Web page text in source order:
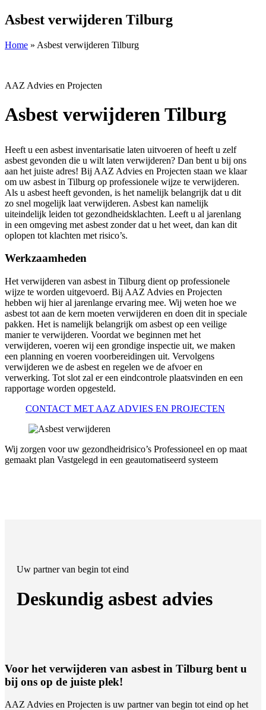
Asbest verwijderen Tilburg
Home » Asbest verwijderen Tilburg
AAZ Advies en Projecten
Asbest verwijderen Tilburg
Heeft u een asbest inventarisatie laten uitvoeren of heeft u zelf
asbest gevonden die u wilt laten verwijderen? Dan bent u bij ons
aan het juiste adres! Bij AAZ Advies en Projecten staan we klaar
om uw asbest in Tilburg op professionele wijze te verwijderen.
Als u asbest heeft gevonden, is het namelijk belangrijk dat u dit
zo snel mogelijk laat verwijderen. Asbest kan namelijk
uiteindelijk leiden tot gezondheidsklachten. Leeft u al jarenlang
in een omgeving met asbest zonder dat u het weet, dan kan dit
oplopen tot klachten met risico’s.
Werkzaamheden
Het verwijderen van asbest in Tilburg dient op professionele
wijze te worden uitgevoerd. Bij AAZ Advies en Projecten
hebben wij hier al jarenlange ervaring mee. Wij weten hoe we
asbest tot aan de kern moeten verwijderen en doen dit in speciale
pakken. Het is namelijk belangrijk om asbest op een veilige
manier te verwijderen. Voordat we beginnen met het
verwijderen, voeren wij een grondige inspectie uit, we maken
een planning en voeren voorbereidingen uit. Vervolgens
verwijderen we de asbest en regelen we de afvoer en
verwerking. Tot slot zal er een eindcontrole plaatsvinden en een
rapportage worden opgesteld.
CONTACT MET AAZ ADVIES EN PROJECTEN
Wij zorgen voor uw gezondheidrisico’s Professioneel en op maat
gemaakt plan Vastgelegd in een geautomatiseerd systeem
Uw partner van begin tot eind
Deskundig asbest advies
Voor het verwijderen van asbest in Tilburg bent u
bij ons op de juiste plek!
AAZ Advies en Projecten is uw partner van begin tot eind op het